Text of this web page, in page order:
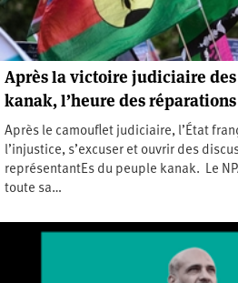
Après la victoire judiciaire
kanak, l’heure des réparations
Après le camouflet judiciaire, l’État
l’injustice, s’excuser et ouvrir des
représentantEs du peuple kanak. Le
toute sa…